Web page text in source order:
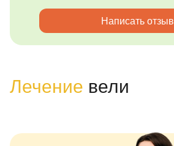
Написать отзыв
Лечение вели